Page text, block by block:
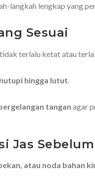
langkah lengkap yang
Sesuai
terlalu ketat atau
hingga lutut
tangan agar
Jas
atau noda bahan